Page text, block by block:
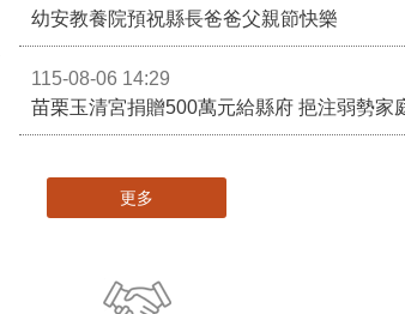
幼安教養院預祝縣長爸爸父親節快樂
115-08-06 14:29
苗栗玉清宮捐贈500萬元給縣府 挹注弱勢家
更多